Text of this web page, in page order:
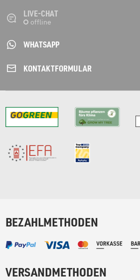
LIVE-CHAT
WHATSAPP
KONTAKT­FORMULAR
BEZAHLMETHODEN
VERSANDMETHODEN